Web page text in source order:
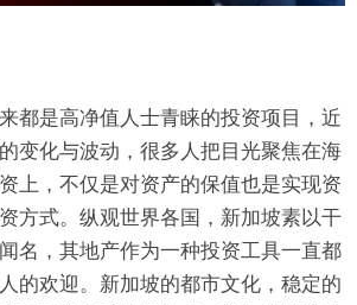
都是高净值人士青睐的投资项目，近
变化与波动，很多人把目光聚焦在海
上，不仅是对资产的保值也是实现资
方式。纵观世界各国，新加坡素以干
名，其地产作为一种投资工具一直都
的欢迎。新加坡的都市文化，稳定的